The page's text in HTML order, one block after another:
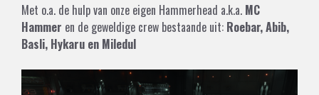
Met o.a. de hulp van onze eigen Hammerhead a.k.a. MC
Hammer en de geweldige crew bestaande uit: Roebar, Abib,
Basli, Hykaru en Miledul